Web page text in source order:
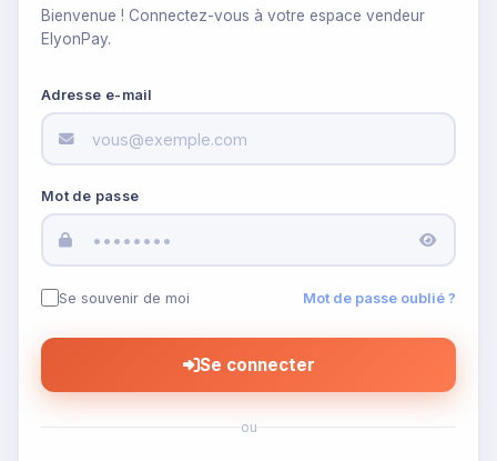
Bienvenue ! Connectez-vous à votre espace vendeur
ElyonPay.
Adresse e-mail
Mot de passe
Se souvenir de moi Mot de passe oublié ?
Se connecter
ou